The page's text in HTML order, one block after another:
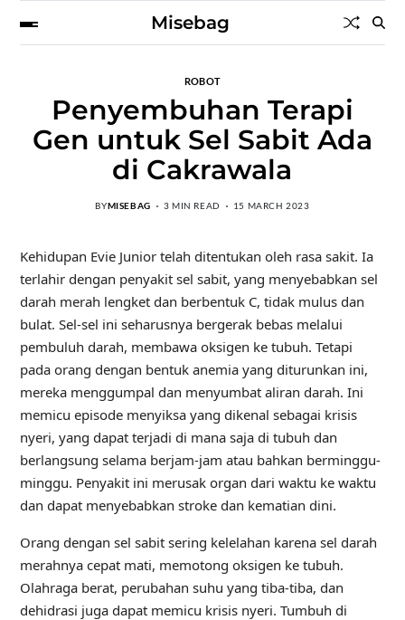
Misebag
ROBOT
Penyembuhan Terapi
Gen untuk Sel Sabit Ada
di Cakrawala
BYMISEBAG 3 MIN READ 15 MARCH 2023
Kehidupan Evie Juniortelah ditentukan oleh rasa sakit. Ia
terlahir dengan penyakit sel sabit, yang menyebabkan sel
darah merah lengket dan berbentuk C, tidak mulus dan
bulat. Sel-sel ini seharusnya bergerak bebas melalui
pembuluh darah, membawa oksigen ke tubuh. Tetapi
pada orang dengan bentuk anemia yang diturunkan ini,
mereka menggumpal dan menyumbat aliran darah. Ini
memicu episode menyiksa yang dikenal sebagai krisis
nyeri, yang dapat terjadi di mana saja di tubuh dan
berlangsung selama berjam-jam atau bahkan berminggu-
minggu. Penyakit ini merusak organ dari waktu ke waktu
dan dapat menyebabkan stroke dan kematian dini.
Orang dengan sel sabit sering kelelahan karena sel darah
merahnya cepat mati, memotong oksigen ke tubuh.
Olahraga berat, perubahan suhu yang tiba-tiba, dan
dehidrasi juga dapat memicu krisis nyeri. Tumbuh di